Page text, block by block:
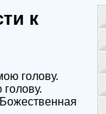
к
голову.